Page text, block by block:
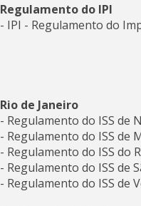
Regulamento do IPI
- IPI - Regulamento do
Rio de Janeiro
- Regulamento do ISS de
- Regulamento do ISS de
- Regulamento do ISS do
- Regulamento do ISS de
- Regulamento do ISS de